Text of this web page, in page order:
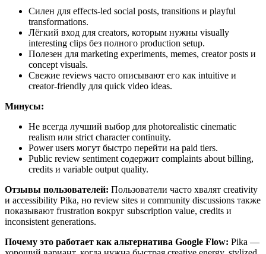
Силен для effects-led social posts, transitions и playful
transformations.
Лёгкий вход для creators, которым нужны visually
interesting clips без полного production setup.
Полезен для marketing experiments, memes, creator posts и
concept visuals.
Свежие reviews часто описывают его как intuitive и
creator-friendly для quick video ideas.
Минусы:
Не всегда лучший выбор для photorealistic cinematic
realism или strict character continuity.
Power users могут быстро перейти на paid tiers.
Public review sentiment содержит complaints about billing,
credits и variable output quality.
Отзывы пользователей: Пользователи часто хвалят creativity
и accessibility Pika, но review sites и community discussions также
показывают frustration вокруг subscription value, credits и
inconsistent generations.
Почему это работает как альтернатива Google Flow: Pika —